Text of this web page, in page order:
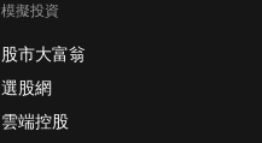
模擬投資
股市大富翁
選股網
雲端控股